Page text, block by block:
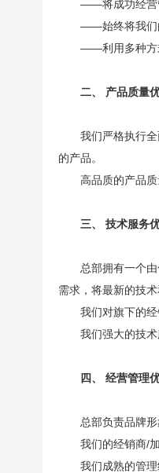
——将成功经营
——始终将我们
——利用多种方
二、 产品质量
我们严格执行
的产品。
高品质的产品
三、 技术服务
总部拥有一个
需求，将最新的技
我们对旗下的
我们强大的技术
四、 经营管理
总部负责品牌
我们的经销商/
我们成熟的管